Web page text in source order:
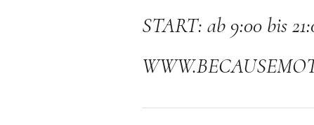
START: ab 9:00 bis